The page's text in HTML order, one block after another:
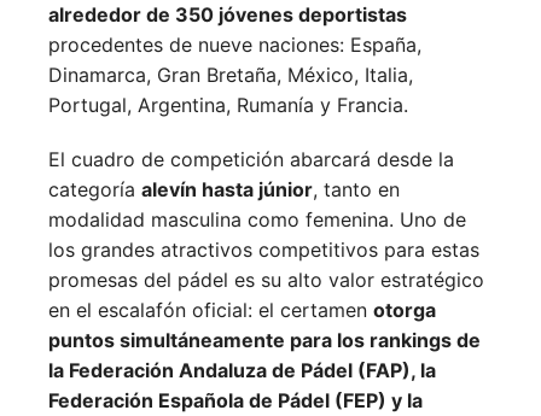
alrededor de 350 jóvenes deportistas
procedentes de nueve naciones: España,
Dinamarca, Gran Bretaña, México, Italia,
Portugal, Argentina, Rumanía y Francia.
El cuadro de competición abarcará desde la
categoría alevín hasta júnior, tanto en
modalidad masculina como femenina. Uno de
los grandes atractivos competitivos para estas
promesas del pádel es su alto valor estratégico
en el escalafón oficial: el certamen otorga
puntos simultáneamente para los rankings de
la Federación Andaluza de Pádel (FAP), la
Federación Española de Pádel (FEP) y la